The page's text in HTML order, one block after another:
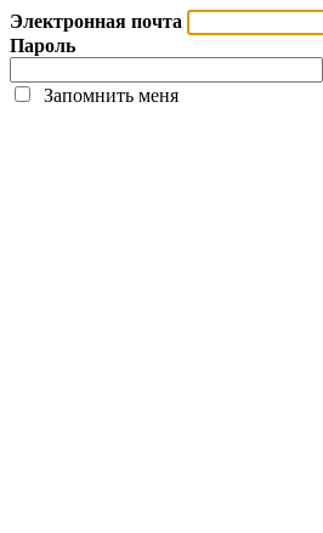
Электронная почта
Пароль
Запомнить меня